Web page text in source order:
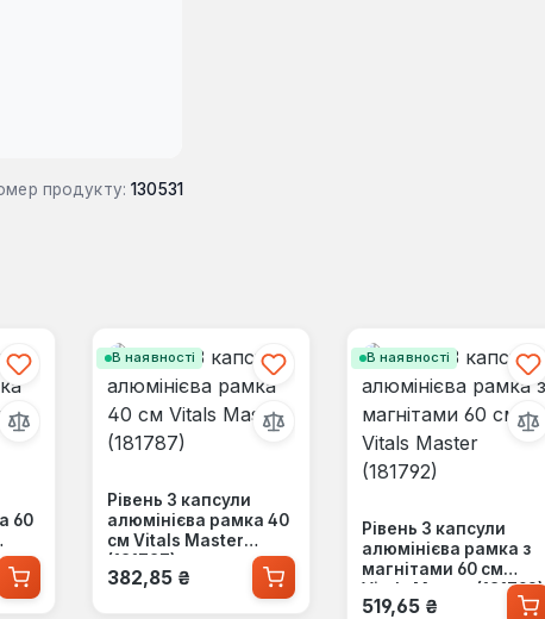
продукту: 130531
60
В наявності
Рівень 3 капсули
алюмінієва рамка 40
см Vitals Master
(181787)
Звичайна ціна:
382,85 ₴
В наявності
Рівень 3 капсули
алюмінієва рамка з
магнітами 60 см
Vitals Master (181792)
Звичайна ціна:
519,65 ₴